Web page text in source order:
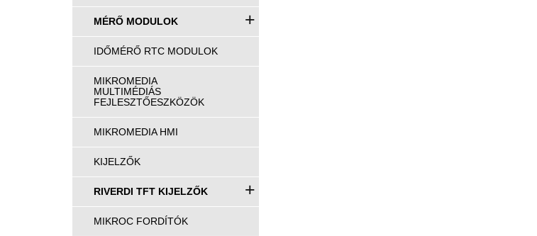
MÉRŐ MODULOK +
IDŐMÉRŐ RTC MODULOK
MIKROMEDIA
MULTIMÉDIÁS
FEJLESZTŐESZKÖZÖK
MIKROMEDIA HMI
KIJELZŐK
RIVERDI TFT KIJELZŐK +
MIKROC FORDÍTÓK